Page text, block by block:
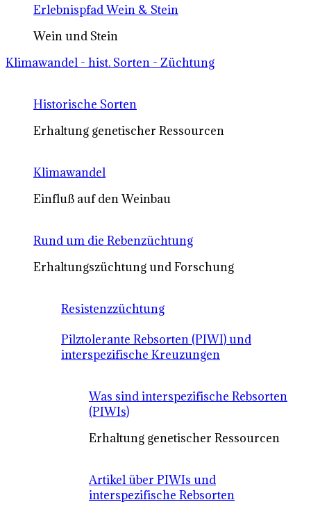
Erlebnispfad Wein & Stein
Wein und Stein
Klimawandel - hist. Sorten - Züchtung
Historische Sorten
Erhaltung genetischer Ressourcen
Klimawandel
Einfluß auf den Weinbau
Rund um die Rebenzüchtung
Erhaltungszüchtung und Forschung
Resistenzzüchtung
Pilztolerante Rebsorten (PIWI) und
interspezifische Kreuzungen
Was sind interspezifische Rebsorten
(PIWIs)
Erhaltung genetischer Ressourcen
Artikel über PIWIs und
interspezifische Rebsorten